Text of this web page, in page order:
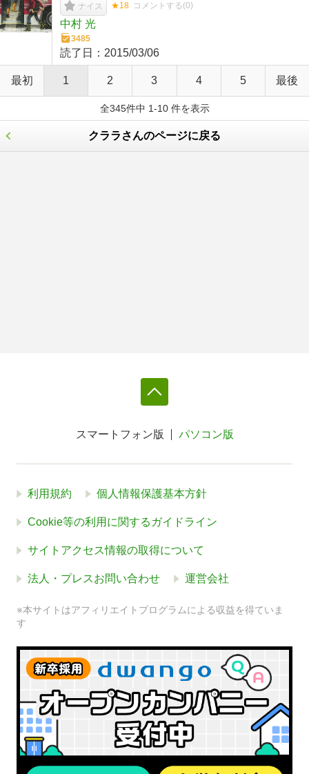
ナイス ★18 コメントする(0)
中村 光
3485
読了日： 2015/03/06
最初 1 2 3 4 5 最後
全345件中 1-10 件を表示
クララさんのページに戻る
スマートフォン版 パソコン版
利用規約 個人情報保護基本方針
Cookie等の利用に関するガイドライン
サイトアクセス情報の取得について
法人・プレスお問い合わせ 運営会社
※本サイトはアフィリエイトプログラムによる収益を得ていま
す